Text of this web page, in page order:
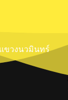
แขวงนวมินทร์